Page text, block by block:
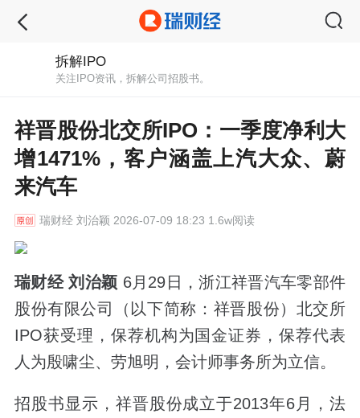
拆解IPO
关注IPO资讯，拆解公司招股书。
祥晋股份北交所IPO：一季度净利大
增1471%，客户涵盖上汽大众、蔚
来汽车
瑞财经刘治颖 2026-07-09 18:23 1.6w阅读
瑞财经 刘治颖 6月29日，浙江祥晋汽车零部件
股份有限公司（以下简称：祥晋股份）北交所
IPO获受理，保荐机构为国金证券，保荐代表
人为殷啸尘、劳旭明，会计师事务所为立信。
招股书显示，祥晋股份成立于2013年6月，法